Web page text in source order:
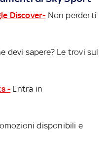
Discover- Non perderti
devi sapere? Le trovi sul
- Entra in
disponibili e